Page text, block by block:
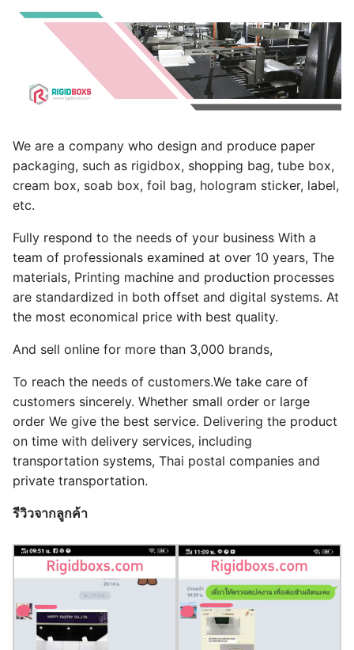
We are a company who design and produce paper
packaging, such as rigidbox, shopping bag, tube box,
cream box, soab box, foil bag, hologram sticker, label,
etc.
Fully respond to the needs of your business With a
team of professionals examined at over 10 years, The
materials, Printing machine and production processes
are standardized in both offset and digital systems. At
the most economical price with best quality.
And sell online for more than 3,000 brands,
To reach the needs of customers.We take care of
customers sincerely. Whether small order or large
order We give the best service. Delivering the product
on time with delivery services, including
transportation systems, Thai postal companies and
private transportation.
รีวิวจากลูกค้า